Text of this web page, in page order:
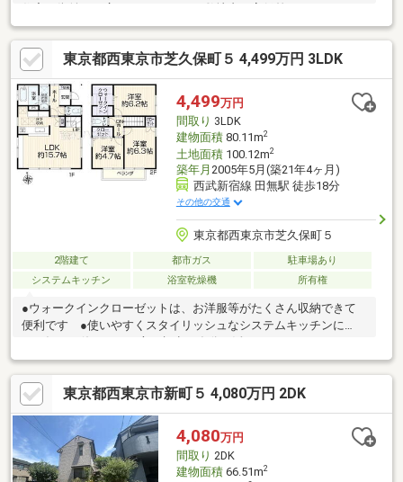
住宅の街並みが広がっております■敷地内は高低差のないフラッ
トな地形■整形地■南側はアプローチ・側庭部分につき、採光良好
で開放感もございます■パナホーム施工の注文住宅■カースペース
有（車種による制限有）■全居室２面採光、全居室収納付■洗浄機
能付トイレ２カ所■2018年12月 リフォーム履歴あり・全居室クロ
ス貼替（壁、天井）・全居室フローリング張替・畳交換・襖貼
替・洗面台２カ所交換（１・２階）・洗浄機能付トイレ２カ所交
換・外壁塗装工事 等
東京都西東京市芝久保町５ 4,499万円 3LDK
4,499万円
間取り 3LDK
建物面積80.11m2
土地面積100.12m2
築年月 2005年5月(築21年4ヶ月)
西武新宿線 田無駅 徒歩18分
その他の交通
東京都西東京市芝久保町５
2階建て 都市ガス
駐車場あり
システムキッチン
浴室乾燥機 所有権
●ウォークインクローゼットは、お洋服等がたくさん収納できて
便利です ●使いやすくスタイリッシュなシステムキッチンに
浴室には暖房機能を備えているので、冬の時期には予備暖房をす
ることで温度変化によるヒートショックの防止にも役立ちま
す。 ●防犯に役立つTVモニター付インターフォン ●浴室換気乾
燥機は梅雨の時期等、なかなか乾かない洗濯物を干すのに役立ち
ます！
東京都西東京市新町５ 4,080万円 2DK
4,080万円
間取り 2DK
建物面積66.51m2